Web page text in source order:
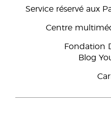
Service réservé aux
Centre
Fondation
Blog